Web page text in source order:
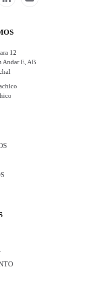
12
E, AB